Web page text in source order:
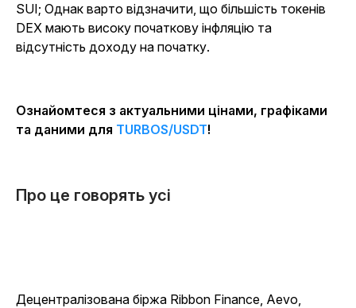
SUI; Однак варто відзначити, що більшість токенів
DEX мають високу початкову інфляцію та
відсутність доходу на початку.
Ознайомтеся з актуальними цінами, графіками
та даними для TURBOS/USDT!
Про це говорять усі
Децентралізована біржа Ribbon Finance, Aevo,